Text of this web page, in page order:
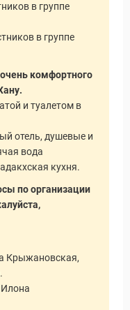
в группе
в группе
комфортного
и туалетом в
отель, душевые и
вода
кухня.
по организации
Крыжановская,
Илона